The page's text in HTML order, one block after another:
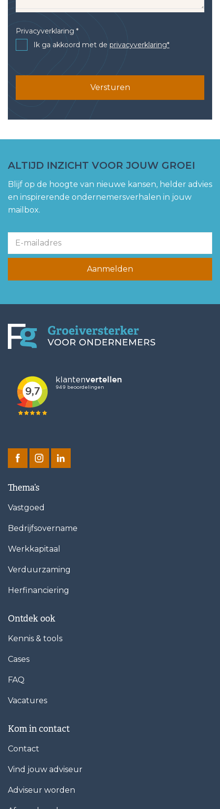
Privacyverklaring *
Ik ga akkoord met de privacyverklaring*
Versturen
ALTIJD INZICHT VOOR JOUW GROEI
Blijf op de hoogte van nieuwe kansen, helder advies
en inspirerende ondernemersverhalen in jouw
mailbox.
Aanmelden
Thema’s
Vastgoed
Bedrijfsovername
Werkkapitaal
Verduurzaming
Herfinanciering
Ontdek ook
Kennis & tools
Cases
FAQ
Vacatures
Kom in contact
Contact
Vind jouw adviseur
Adviseur worden